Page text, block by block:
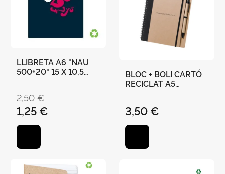
LLIBRETA A6 "NAU
500+20" 15 X 10,5
2,50 €
1,25 €
BLOC + BOLI CARTÓ
RECICLAT A5
CM - NEGRE
3,50 €